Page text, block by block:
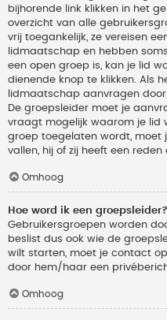
bijhorende link klikken in het
overzicht van alle
vrij toegankelijk, ze vereisen
lidmaatschap en hebben
een open groep is, kan je lid
dienende knop te klikken. Als
lidmaatschap aanvragen
De groepsleider moet je
vraagt mogelijk waarom je lid
groep toegelaten wordt, moet
vallen, hij of zij heeft een
Omhoog
Hoe word ik een groepsleider?
Gebruikersgroepen worden
beslist dus ook wie de
wilt starten, moet je contact
door hem/haar een
Omhoog